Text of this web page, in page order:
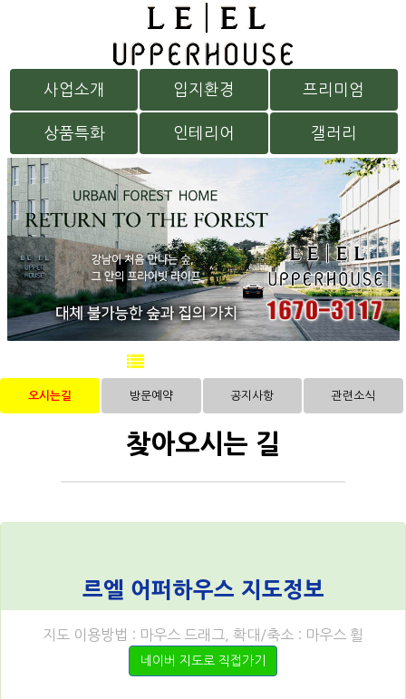
사업소개 입지환경 프리미엄
상품특화 인테리어 갤러리
오시는길 방문예약 공지사항 관련소식
찾아오시는 길
르엘 어퍼하우스 지도정보
지도 이용방법 : 마우스 드래그, 확대/축소 : 마우스 휠
네이버 지도로 직접가기